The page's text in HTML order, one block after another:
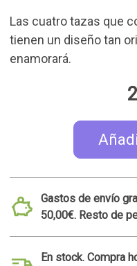
Las cuatro tazas que
tienen un diseño tan
enamorará.
Gastos de envío
50,00€. Resto de
En stock. Compra